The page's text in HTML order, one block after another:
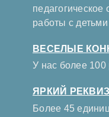
работы с детьми
ВЕСЕЛЫЕ
У нас более 100
ЯРКИЙ
Более 45